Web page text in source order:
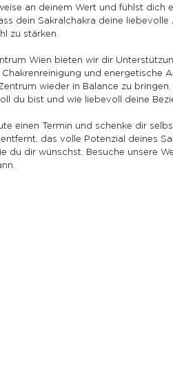
an deinem Wert und fühlst dich
dein Sakralchakra deine
zu stärken.
Wien bieten wir dir
Chakrenreinigung und energetische
wieder in Balance zu
du bist und wie liebevoll deine
einen Termin und schenke dir
das volle Potenzial deines
du dir wünschst. Besuche unsere